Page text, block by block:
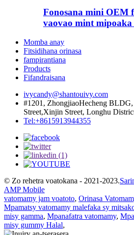
Fonosana mini OEM
vaovao mint mipoaka
Momba anay
Fitsidihana orinasa
fampirantiana
Products
Fifandraisana
ivycandy@shantouivy.com
#1201, ZhongjiaoHecheng
Street,Xinjin Street, Longhu
Tel:+8615913944355
© Zo rehetra voatokana - 2021-2023.
AMP Mobile
vatomamy jam voatoto, Orinasa
Mpamatsy vatomamy malefaka sy
misy gamma, Mpanafatra vatomamy,
misy gummy Halal,